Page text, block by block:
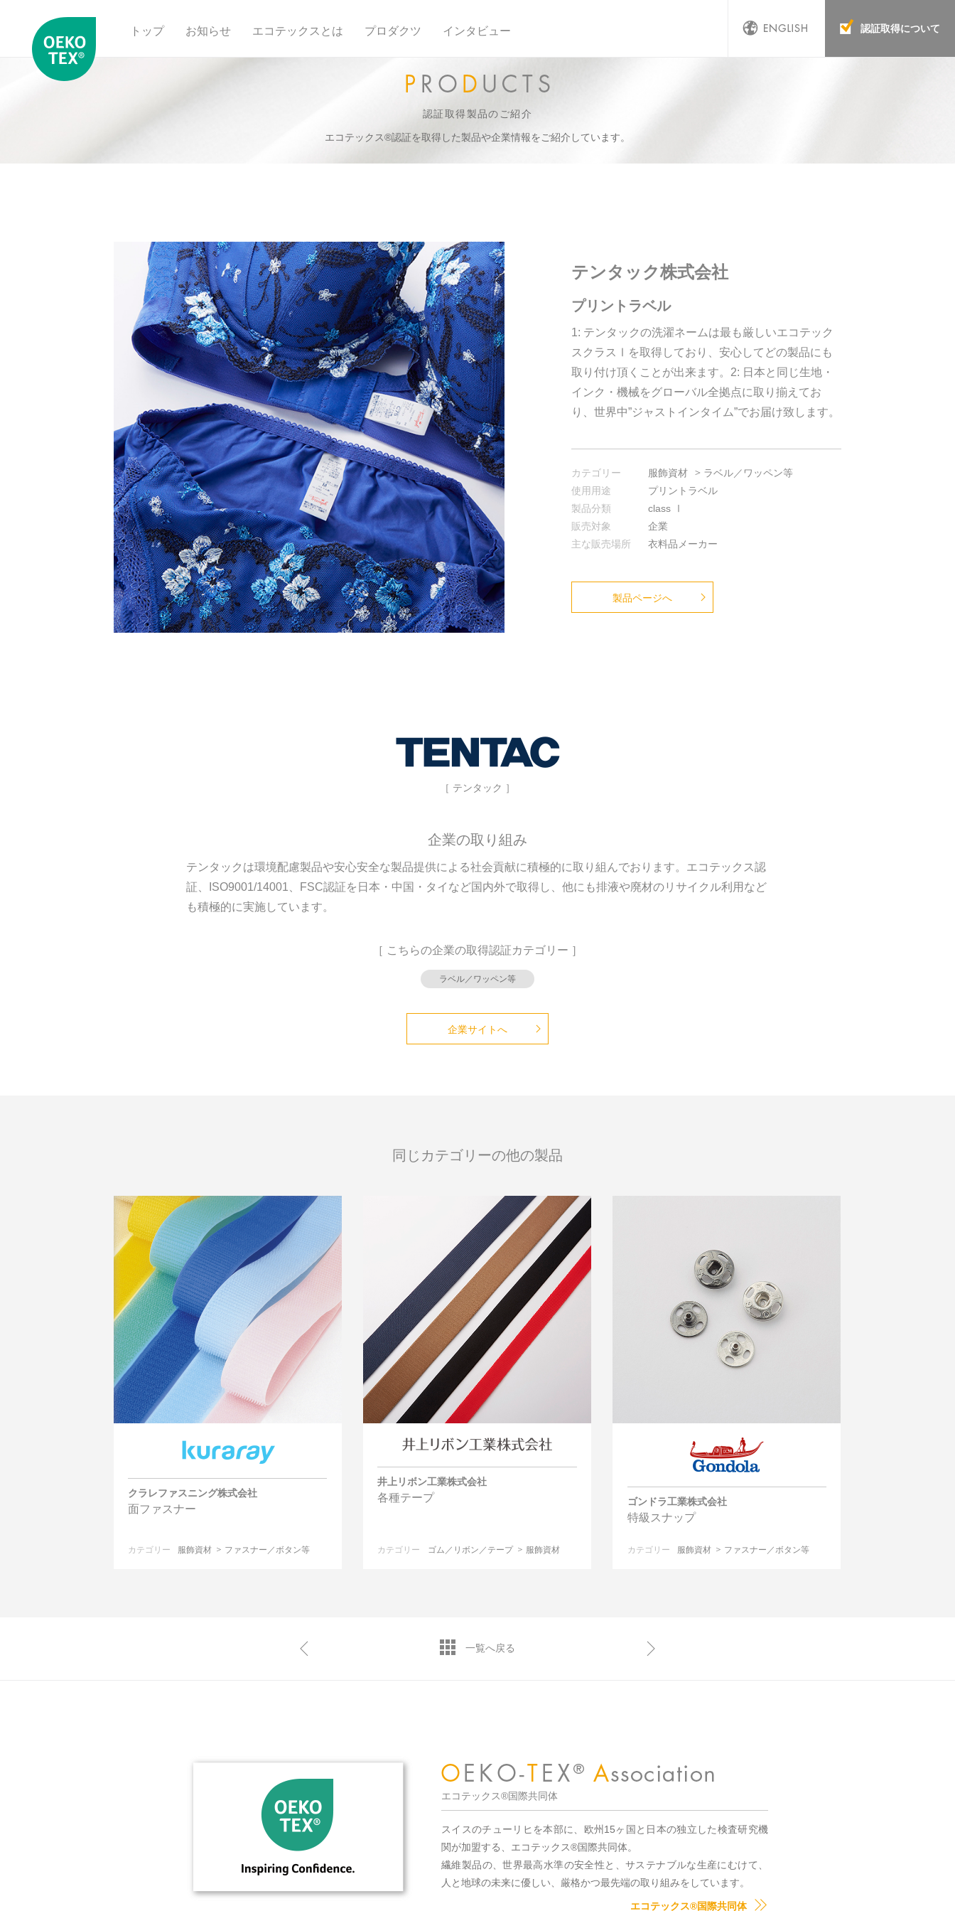
トップ お知らせ エコテックスとは プロダクツ インタビュー 認証取得について
認証取得製品のご紹介
エコテックス®認証を取得した製品や企業情報をご紹介しています。
テンタック株式会社
プリントラベル
1: テンタックの洗濯ネームは最も厳しいエコテック
スクラスⅠを取得しており、安心してどの製品にも
取り付け頂くことが出来ます。2: 日本と同じ生地・
インク・機械をグローバル全拠点に取り揃えてお
り、世界中”ジャストインタイム”でお届け致します。
カテゴリー 服飾資材
ラベル／ワッペン等
使用用途
プリントラベル
製品分類
class Ⅰ
販売対象
企業
主な販売場所
衣料品メーカー
製品ページへ
［ テンタック ］
企業の取り組み
テンタックは環境配慮製品や安心安全な製品提供による社会貢献に積極的に取り組んでおります。エコテックス認
証、ISO9001/14001、FSC認証を日本・中国・タイなど国内外で取得し、他にも排液や廃材のリサイクル利用など
も積極的に実施しています。
［ こちらの企業の取得認証カテゴリー ］
ラベル／ワッペン等
企業サイトへ
同じカテゴリーの他の製品
クラレファスニング株式会社
面ファスナー
カテゴリー 服飾資材 ファスナー／ボタン等
井上リボン工業株式会社
各種テープ
カテゴリー ゴム／リボン／テープ 服飾資材
ゴンドラ工業株式会社
特級スナップ
カテゴリー 服飾資材 ファスナー／ボタン等
一覧へ戻る
エコテックス®国際共同体
スイスのチューリヒを本部に、欧州15ヶ国と日本の独立した検査研究機
関が加盟する、エコテックス®国際共同体。
繊維製品の、世界最高水準の安全性と、サステナブルな生産にむけて、
人と地球の未来に優しい、厳格かつ最先端の取り組みをしています。
エコテックス®国際共同体